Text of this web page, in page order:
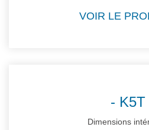
VOIR LE
K5T
Dimensions